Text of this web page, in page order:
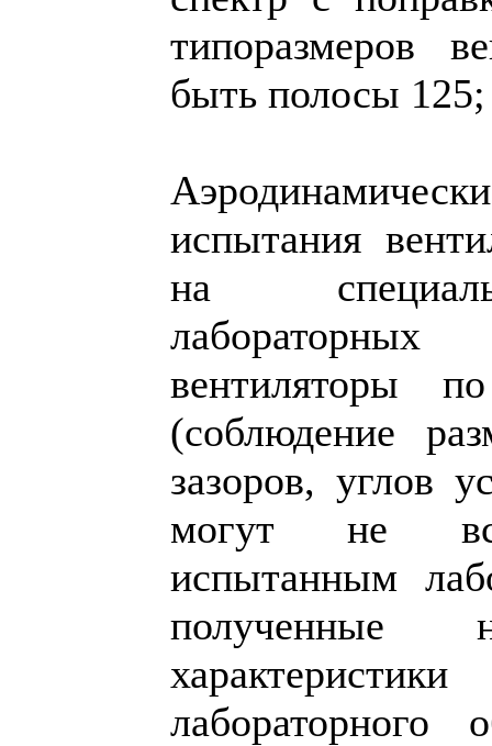
типоразмеров
быть полосы
испытания
на
вентиляторы
(соблюдение
зазоров, углов
могут не
испытанным